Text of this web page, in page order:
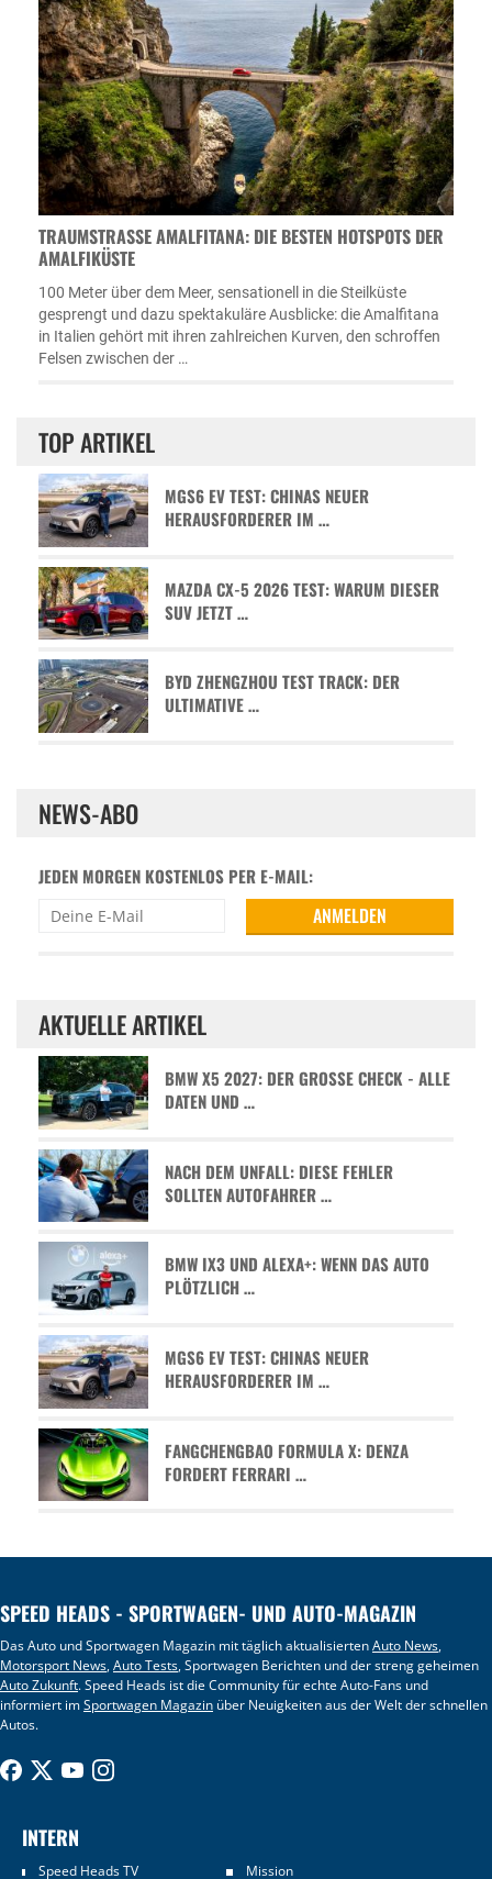
TRAUMSTRASSE AMALFITANA: DIE BESTEN HOTSPOTS DER A
MALFIKÜSTE
100 Meter über dem Meer, sensationell in die Steilküste
gesprengt und dazu spektakuläre Ausblicke: die Amalfitana
in Italien gehört mit ihren zahlreichen Kurven, den schroffen
Felsen zwischen der …
TOP ARTIKEL
MGS6 EV TEST: CHINAS NEUER
HERAUSFORDERER IM …
MAZDA CX-5 2026 TEST: WARUM DIESER
SUV JETZT …
BYD ZHENGZHOU TEST TRACK: DER
ULTIMATIVE …
NEWS-ABO
JEDEN MORGEN KOSTENLOS PER E-MAIL:
AKTUELLE ARTIKEL
BMW X5 2027: DER GROSSE CHECK - ALLE D
ATEN UND …
NACH DEM UNFALL: DIESE FEHLER
SOLLTEN AUTOFAHRER …
BMW IX3 UND ALEXA+: WENN DAS AUTO
PLÖTZLICH …
MGS6 EV TEST: CHINAS NEUER
HERAUSFORDERER IM …
FANGCHENGBAO FORMULA X: DENZA
FORDERT FERRARI …
SPEED HEADS - SPORTWAGEN- UND AUTO-MAGAZIN
Das Auto und Sportwagen Magazin mit täglich aktualisiertenAuto News,
Motorsport News,Auto Tests, Sportwagen Berichten und der streng geheimen
Auto Zukunft. Speed Heads ist die Community für echte Auto-Fans und
informiert imSportwagen Magazin über Neuigkeiten aus der Welt der schnellen
Autos.
INTERN
Speed Heads TV Mission